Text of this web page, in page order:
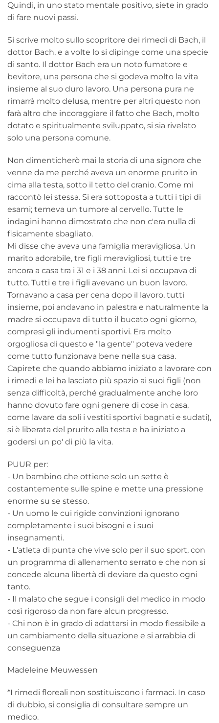
Quindi, in uno stato mentale positivo, siete in grado
di fare nuovi passi.
Si scrive molto sullo scopritore dei rimedi di Bach, il
dottor Bach, e a volte lo si dipinge come una specie
di santo. Il dottor Bach era un noto fumatore e
bevitore, una persona che si godeva molto la vita
insieme al suo duro lavoro. Una persona pura ne
rimarrà molto delusa, mentre per altri questo non
farà altro che incoraggiare il fatto che Bach, molto
dotato e spiritualmente sviluppato, si sia rivelato
solo una persona comune.
Non dimenticherò mai la storia di una signora che
venne da me perché aveva un enorme prurito in
cima alla testa, sotto il tetto del cranio. Come mi
raccontò lei stessa. Si era sottoposta a tutti i tipi di
esami; temeva un tumore al cervello. Tutte le
indagini hanno dimostrato che non c'era nulla di
fisicamente sbagliato.
Mi disse che aveva una famiglia meravigliosa. Un
marito adorabile, tre figli meravigliosi, tutti e tre
ancora a casa tra i 31 e i 38 anni. Lei si occupava di
tutto. Tutti e tre i figli avevano un buon lavoro.
Tornavano a casa per cena dopo il lavoro, tutti
insieme, poi andavano in palestra e naturalmente la
madre si occupava di tutto il bucato ogni giorno,
compresi gli indumenti sportivi. Era molto
orgogliosa di questo e "la gente" poteva vedere
come tutto funzionava bene nella sua casa.
Capirete che quando abbiamo iniziato a lavorare con
i rimedi e lei ha lasciato più spazio ai suoi figli (non
senza difficoltà, perché gradualmente anche loro
hanno dovuto fare ogni genere di cose in casa,
come lavare da soli i vestiti sportivi bagnati e sudati),
si è liberata del prurito alla testa e ha iniziato a
godersi un po' di più la vita.
PUUR per:
- Un bambino che ottiene solo un sette è
costantemente sulle spine e mette una pressione
enorme su se stesso.
- Un uomo le cui rigide convinzioni ignorano
completamente i suoi bisogni e i suoi
insegnamenti.
- L'atleta di punta che vive solo per il suo sport, con
un programma di allenamento serrato e che non si
concede alcuna libertà di deviare da questo ogni
tanto.
- Il malato che segue i consigli del medico in modo
così rigoroso da non fare alcun progresso.
- Chi non è in grado di adattarsi in modo flessibile a
un cambiamento della situazione e si arrabbia di
conseguenza
Madeleine Meuwessen
*I rimedi floreali non sostituiscono i farmaci. In caso
di dubbio, si consiglia di consultare sempre un
medico.